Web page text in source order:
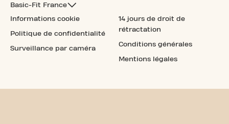
Basic-Fit France
Informations cookie
Politique de confidentialité
Surveillance par caméra
14 jours de droit de
rétractation
Conditions générales
Mentions légales